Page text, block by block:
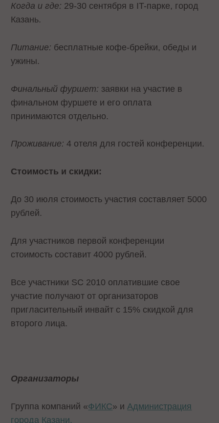
Когда и где: 29-30 сентября в IT-парке, город
Казань.
Питание: бесплатные кофе-брейки, обеды и
ужины.
Финальный фуршет: заявки на участие в
финальном фуршете и его оплата
принимаются отдельно.
Проживание: 4 отеля для гостей конференции.
Стоимость и скидки:
До 30 июля стоимость участия составляет 5000
рублей.
Для участников первой конференции
стоимость составит 4000 рублей.
Все участники SC 2010 оплатившие свое
участие получают от организаторов
пригласительный инвайт с 15% скидкой для
второго лица.
Организаторы
Группа компаний «ФИКС» и Администрация
города Казани.